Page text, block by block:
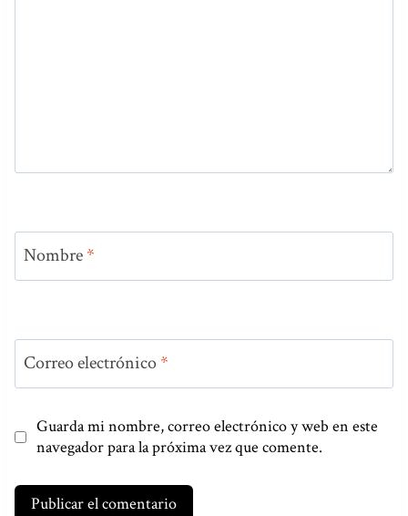
Nombre*
Correo electrónico*
Guarda mi nombre, correo electrónico y web en este
navegador para la próxima vez que comente.